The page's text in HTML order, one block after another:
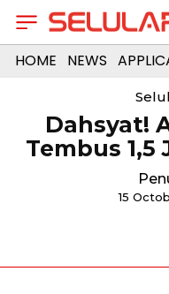
HOME NEWS
Dahsyat!
Tembus
15